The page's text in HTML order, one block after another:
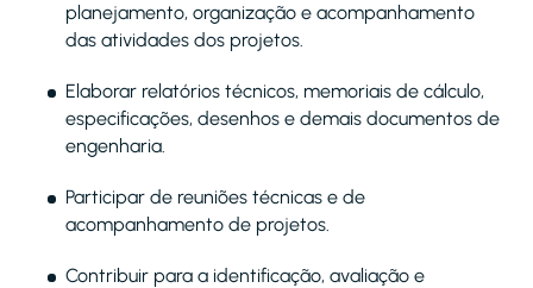
planejamento, organização e acompanhamento
das atividades dos projetos.
Elaborar relatórios técnicos, memoriais de cálculo,
especificações, desenhos e demais documentos de
engenharia.
Participar de reuniões técnicas e de
acompanhamento de projetos.
Contribuir para a identificação, avaliação e